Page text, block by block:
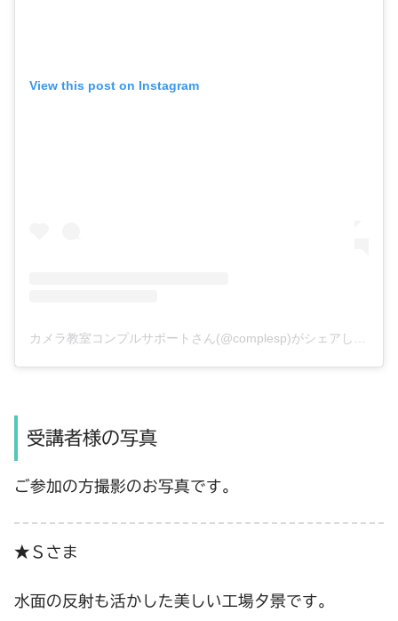
View this post on Instagram
カメラ教室コンプルサポートさん(@complesp)がシェアした投稿
受講者様の写真
ご参加の方撮影のお写真です。
★Ｓさま
水面の反射も活かした美しい工場夕景です。